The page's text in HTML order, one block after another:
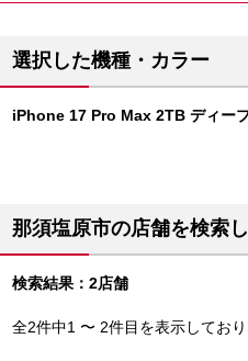
選択した機種・カラー
iPhone 17 Pro Max 2TB ディー
那須塩原市の店舗を検索
検索結果：2店舗
全2件中1 〜 2件目を表示してお